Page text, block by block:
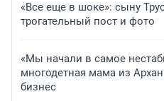
«Все еще в шоке»: сыну
трогательный пост и фото
«Мы начали в самое
многодетная мама из
бизнес